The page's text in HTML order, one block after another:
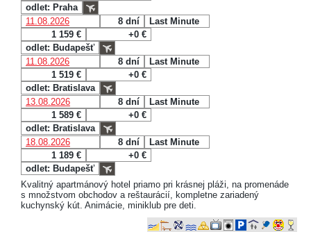
odlet: Praha
11.08.2026
8 dní
Last Minute
1 159 €
+0 €
odlet: Budapešť
11.08.2026
8 dní
Last Minute
1 519 €
+0 €
odlet: Bratislava
13.08.2026
8 dní
Last Minute
1 589 €
+0 €
odlet: Bratislava
18.08.2026
8 dní
Last Minute
1 189 €
+0 €
odlet: Budapešť
Kvalitný apartmánový hotel priamo pri krásnej pláži, na promenáde
s množstvom obchodov a reštaurácií, kompletne zariadený
kuchynský kút. Animácie, miniklub pre deti.